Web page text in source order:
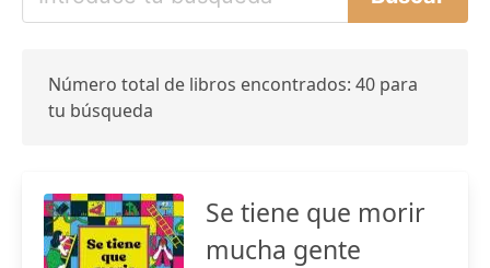
Número total de libros encontrados: 40 para
tu búsqueda
Se tiene que morir
mucha gente